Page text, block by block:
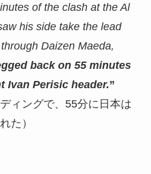
of the clash at the Al
his side take the lead
Daizen Maeda,
back on 55 minutes
Ivan Perisic header.”
ィングで、55分に日本は
た）